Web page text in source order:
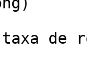
taxa de